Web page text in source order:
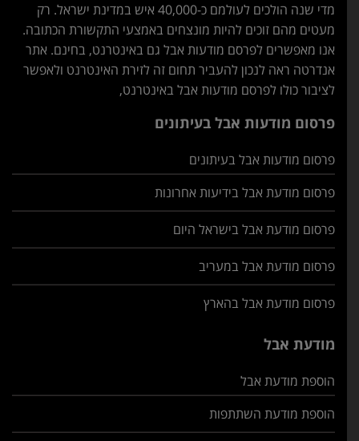
מדי שנה הולכים לעולמם כ-40,000 איש במדינת ישראל. רק
מעטים מהם זוכים להיות מונצחים באמצעי התקשורת הכתובה.
אנו מאפשרים לפרסם מודעות אבל גם באינטרנט, בחינם. אתר
אנדרטה ראה לנכון להעביר תחום זה לזירת האינטרנט ולאפשר
לציבור כולו לפרסם מודעות אבל באינטרנט,
פרסום מודעות אבל בעיתונים
פרסום מודעות אבל בעיתונים
פרסום מודעת אבל בידיעות אחרונות
פרסום מודעת אבל בישראל היום
פרסום מודעת אבל במעריב
פרסום מודעת אבל בהארץ
מודעת אבל
הוספת מודעת אבל
הוספת מודעת השתתפות